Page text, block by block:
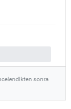
sonra